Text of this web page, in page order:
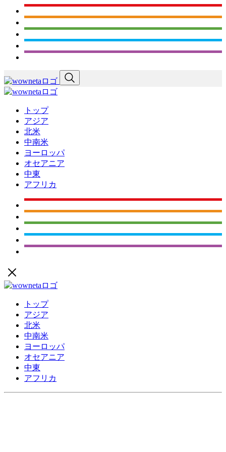
トップ
アジア
北米
中南米
ヨーロッパ
オセアニア
中東
アフリカ
トップ
アジア
北米
中南米
ヨーロッパ
オセアニア
中東
アフリカ